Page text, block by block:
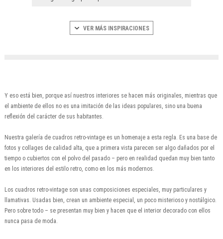
VER MÁS INSPIRACIONES
Y eso está bien, porque así nuestros interiores se hacen más originales, mientras que
el ambiente de ellos no es una imitación de las ideas populares, sino una buena
reflexión del carácter de sus habitantes.
Nuestra galería de cuadros retro-vintage es un homenaje a esta regla. Es una base de
fotos y collages de calidad alta, que a primera vista parecen ser algo dañados por el
tiempo o cubiertos con el polvo del pasado – pero en realidad quedan muy bien tanto
en los interiores del estilo retro, como en los más modernos.
Los cuadros retro-vintage son unas composiciones especiales, muy particulares y
llamativas. Usadas bien, crean un ambiente especial, un poco misterioso y nostálgico.
Pero sobre todo – se presentan muy bien y hacen que el interior decorado con ellos
nunca pasa de moda.